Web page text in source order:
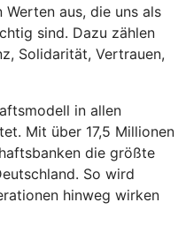
aus, die uns als
sind. Dazu zählen
Solidarität, Vertrauen,
in allen
Mit über 17,5 Millionen
die größte
So wird
hinweg wirken